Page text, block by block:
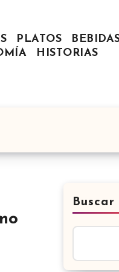
PLATOS
HISTORIAS
Buscar